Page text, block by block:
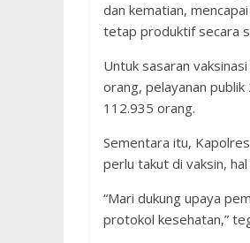
dan kematian,
tetap produktif secara
Untuk sasaran
orang, pelayanan
112.935 orang.
Sementara itu,
perlu takut di vaksin,
“Mari dukung upaya
protokol kesehatan,”